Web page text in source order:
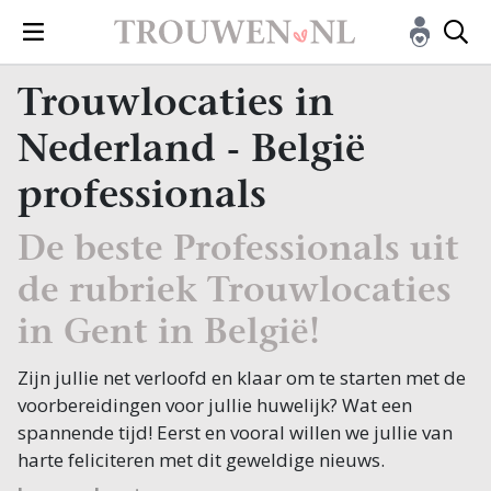
Trouwlocaties in
Nederland - België
professionals
De beste Professionals uit
de rubriek Trouwlocaties
in Gent in België!
Zijn jullie net verloofd en klaar om te starten met de
voorbereidingen voor jullie huwelijk? Wat een
spannende tijd! Eerst en vooral willen we jullie van
harte feliciteren met dit geweldige nieuws.